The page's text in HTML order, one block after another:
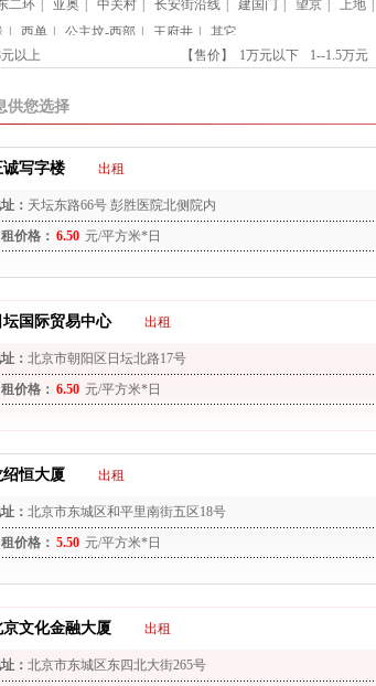
二环 亚奥 中关村 长安街沿线 建国门 望京 上地
| 西单 | 公主坟-西部 | 王府井 |
其它
以上 【售价】 1万元以下 1--1.5万元
供您选择
诚写字楼 出租
： 天坛东路66号 彭胜医院北侧院内
价格： 6.50 元/平方米*日
坛国际贸易中心 出租
： 北京市朝阳区日坛北路17号
价格： 6.50 元/平方米*日
绍恒大厦 出租
： 北京市东城区和平里南街五区18号
价格： 5.50 元/平方米*日
京文化金融大厦 出租
： 北京市东城区东四北大街265号